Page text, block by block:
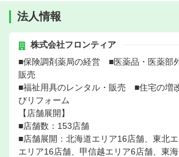
法人情報
株式会社フロンティア
■保険調剤薬局の経営 ■医薬品・医薬部
販売
■福祉用具のレンタル・販売 ■住宅の増
びリフォーム
【店舗展開】
■店舗数：153店舗
■店舗展開：北海道エリア16店舗、東北
エリア16店舗、甲信越エリア6店舗、東